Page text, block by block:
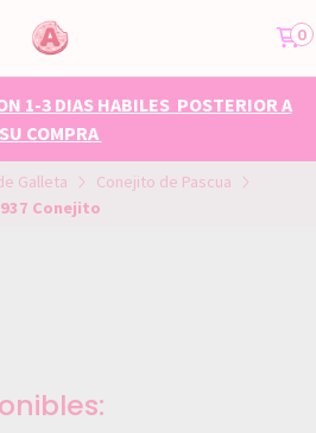
0
1-3 DIAS HABILES POSTERIOR A
SU COMPRA
Galleta
Conejito de Pascua
937 Conejito